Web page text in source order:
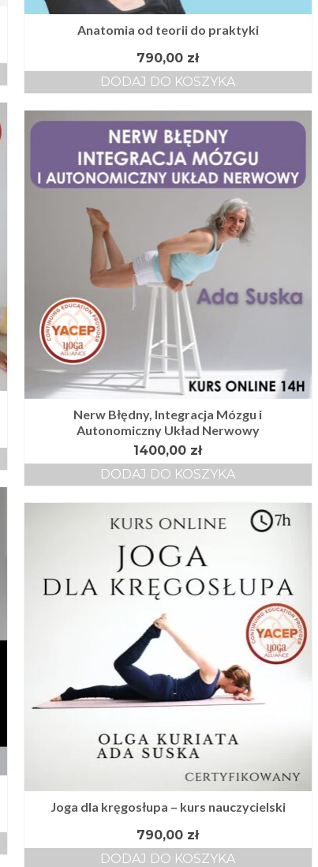
Anatomia od teorii do praktyki
790,00 zł
DODAJ DO KOSZYKA
Nerw Błędny, Integracja Mózgu i
Autonomiczny Układ Nerwowy
1400,00 zł
DODAJ DO KOSZYKA
Joga dla kręgosłupa – kurs nauczycielski
790,00 zł
DODAJ DO KOSZYKA